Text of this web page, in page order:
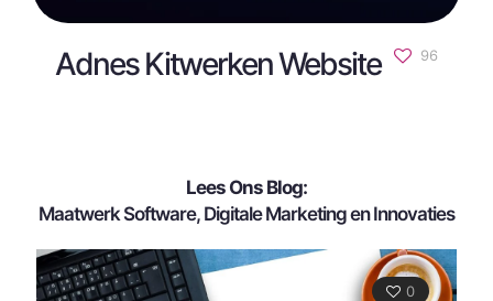
Adnes Kitwerken Website 96
Lees Ons Blog:
Maatwerk Software, Digitale Marketing en Innovaties
0